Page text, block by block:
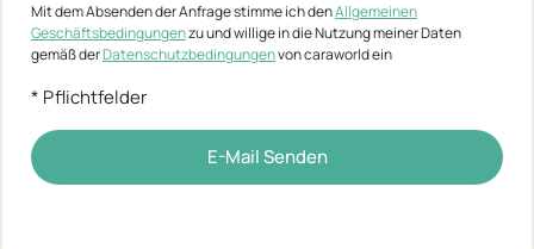
Mit dem Absenden der Anfrage stimme ich denAllgemeinen
Geschäftsbedingungenzu und willige in die Nutzung meiner Daten
gemäß derDatenschutzbedingungenvon caraworld ein
* Pflichtfelder
E-Mail Senden